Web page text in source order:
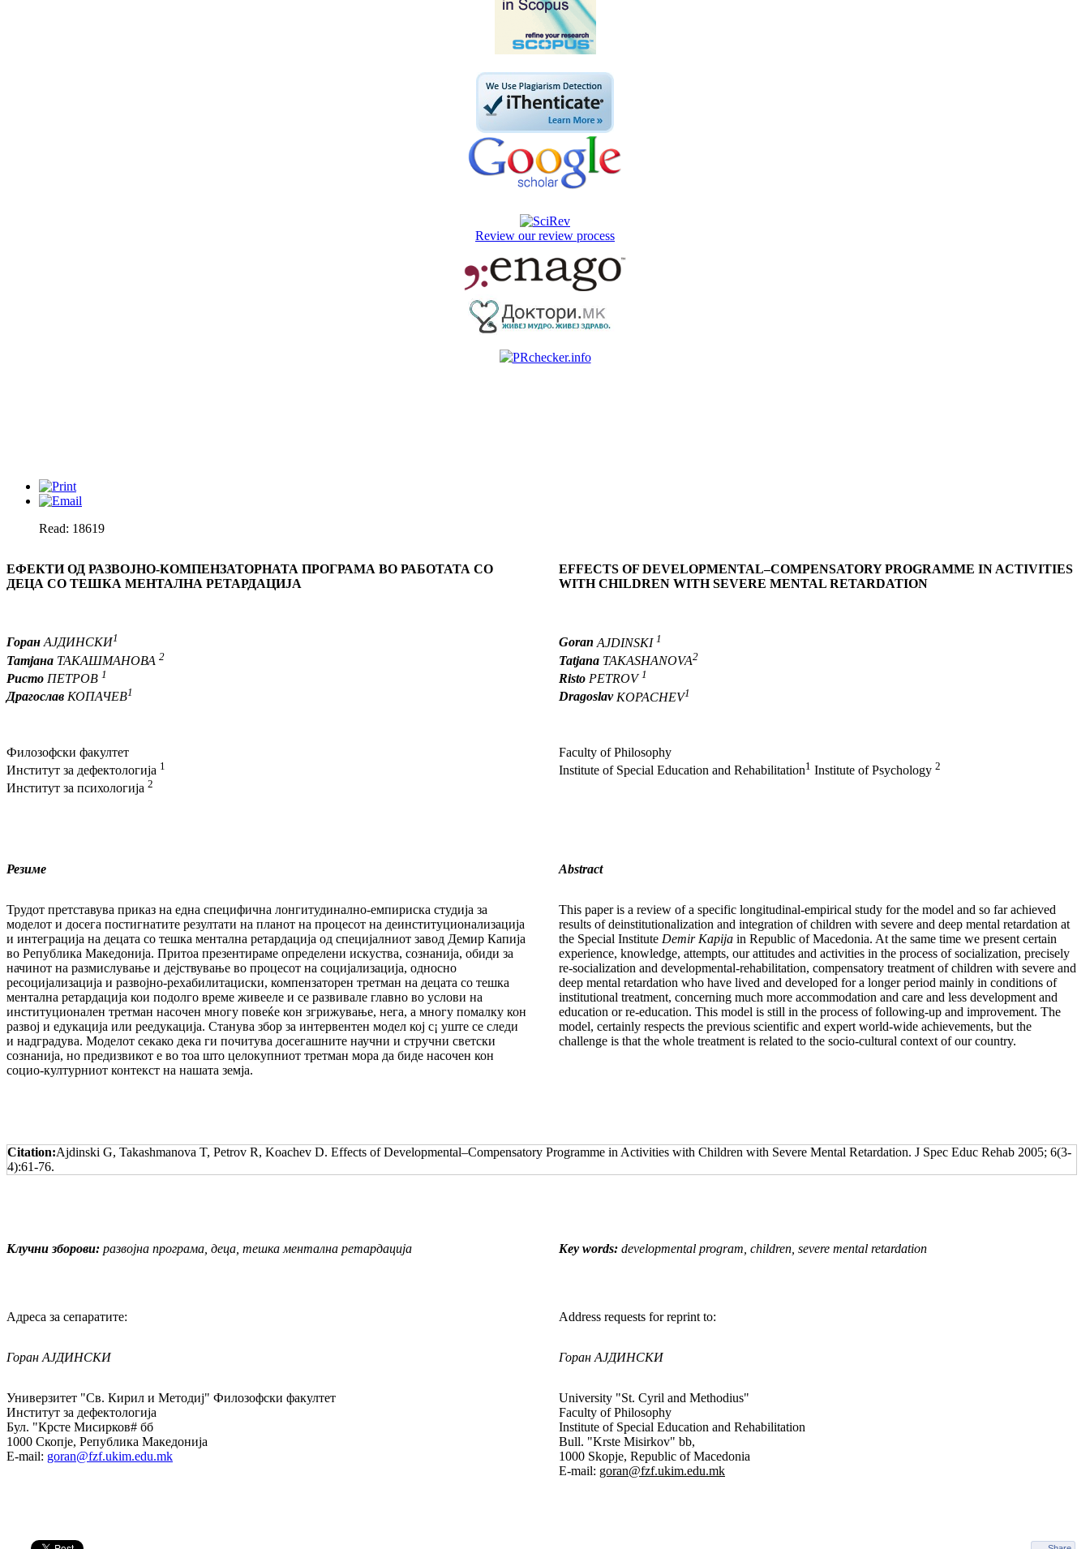
Review our review process
Read: 18619
ЕФЕКТИОД РАЗВОЈНО-КОМПЕНЗАТОРНАТА ПРОГРАМА ВО РАБОТАТА СО
ДЕЦА СО ТЕШКА МЕНТАЛНА РЕТАРДАЦИЈА
ГоранАЈДИНСКИ1
Татјана ТАКАШМАНОВА 2
Ристо ПЕТРОВ 1
Драгослав КОПАЧЕВ1
Филозофски факултет
Институт за дефектологија 1
Институт за психологија 2
EFFECTS OF DEVELOPMENTAL–COMPENSATORY PROGRAMME IN ACTIVITIES
WITH CHILDREN WITH SEVERE MENTAL RETARDATION
Goran AJDINSKI 1
Tatjana TAKASHANOVA2
Risto PETROV 1
DragoslavKOPACHEV1
Faculty of Philosophy
Institute of Special Education and Rehabilitation1 Institute of Psychology 2
Резиме Abstract
Трудот претставува приказ на една специфична лонгитудинално-емпириска студија за
моделот и досега постигнатите резултати на планот на процесот на деинституционализација
и интеграција на децата со тешка ментална ретардација од специјалниот завод Демир Капија
во Република Македонија. Притоа презентираме определени искуства, сознанија, обиди за
начинот на размислување и дејствување во процесот на социјализација, односно
ресоцијализација и развојно-рехабилитациски, компензаторен третман на децата со тешка
ментална ретардација кои подолго време живееле и се развивале главно во услови на
институционален третман насочен многу повеќе кон згрижување, нега, а многу помалку кон
развој и едукација или реедукација. Станува збор за интервентен модел кој с¡ уште се следи
и надградува. Моделот секако дека ги почитува досегашните научни и стручни светски
сознанија, но предизвикот е во тоа што целокупниот третман мора да биде насочен кон
социо-културниот контекст на нашата земја.
This paper is a review of a specific longitudinal-empirical study for the model and so far achieved
results of deinstitutionalization and integration of children with severe and deep mental retardation at
the Special Institute Demir Kapija in Republic of Macedonia. At the same time we present certain
experience, knowledge, attempts, our attitudes and activities in the process of socialization, precisely
re-socialization and developmental-rehabilitation, compensatory treatment of children with severe and
deep mental retardation who have lived and developed for a longer period mainly in conditions of
institutional treatment, concerning much more accommodation and care and less development and
education or re-education. This model is still in the process of following-up and improvement. The
model, certainly respects the previous scientific and expert world-wide achievements, but the
challenge is that the whole treatment is related to the socio-cultural context of our country.
Citation:Ajdinski G, Takashmanova T, Petrov R, Koachev D. Effects of Developmental–Compensatory Programme in Activities with Children with Severe Mental Retardation. J Spec Educ Rehab 2005; 6(3-
4):61-76.
Клучни зборови: развојна програма, деца, тешка ментална ретардација Key words: developmental program, children, severe mental retardation
Адреса за сепаратите: Address requests for reprint to:
Горан АЈДИНСКИ Горан АЈДИНСКИ
Универзитет "Св. Кирил и Методиј" Филозофски факултет
Институт за дефектологија
Бул. "Крсте Мисирков# бб
1000 Скопје, Република Македонија
E-mail: goran@fzf.ukim.edu.mk
University "St. Cyril and Methodius"
Faculty of Philosophy
Institute of Special Education and Rehabilitation
Bull. "Krste Misirkov" bb,
1000 Skopje, Republic of Macedonia
E-mail: goran@fzf.ukim.edu.mk